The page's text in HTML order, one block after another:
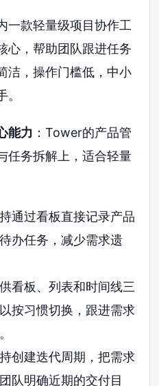
一款轻量级项目协作工
心，帮助团队跟进任务
洁，操作门槛低，中小
能力 ：Tower的产品管
任务拆解上，适合轻量
通过看板直接记录产品
办任务，减少需求遗
看板、列表和时间线三
按习惯切换，跟进需求
持创建迭代周期，把需求
队明确近期的交付目